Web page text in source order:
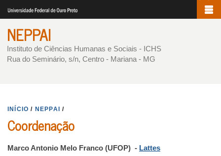
Pular
para
conteúdo
principal
NEPPAI
Instituto de Ciências Humanas e Sociais - ICHS
Rua do Seminário, s/n, Centro - Mariana - MG
INÍCIO / NEPPAI /
Coordenação
Marco Antonio Melo Franco (UFOP) - Lattes